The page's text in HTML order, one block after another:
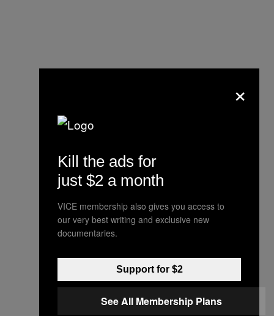
×
Kill the ads for
just $2 a month
VICE membership also gives you access to
our very best writing and exclusive new
documentaries.
Support for $2
See All Membership Plans